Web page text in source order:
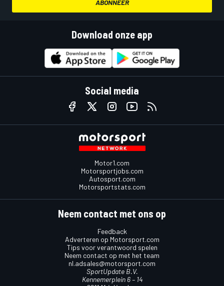
ABONNEER
Download onze app
Social media
Motor1.com
Motorsportjobs.com
Autosport.com
Motorsportstats.com
Neem contact met ons op
Feedback
Adverteren op Motorsport.com
Tips voor verantwoord spelen
Neem contact op met het team
nl.adsales@motorsport.com
SportUpdate B.V.
Kennemerplein 6 – 14